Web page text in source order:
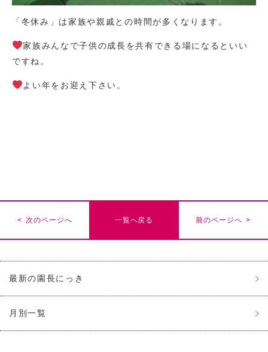
最新の園長にっき
月別一覧
「冬休み」は家族や親戚との時間が多くなります。
家族みんなで子供の成長を共有できる場になるといい
ですね。
よい年をお迎え下さい。
< 次のページへ 一覧へ戻る 前のページへ >